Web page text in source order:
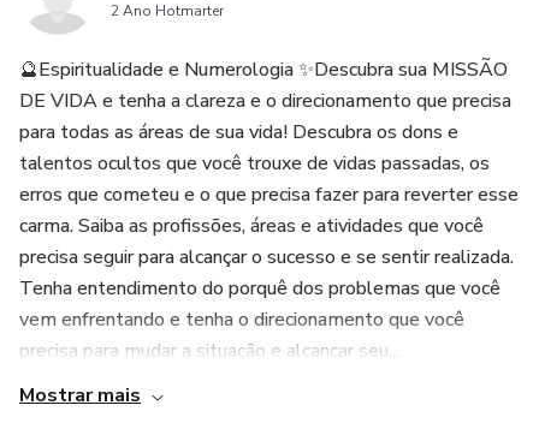
2 Ano Hotmarter
🔮Espiritualidade e Numerologia ✨Descubra sua MISSÃO
DE VIDA e tenha a clareza e o direcionamento que precisa
para todas as áreas de sua vida! Descubra os dons e
talentos ocultos que você trouxe de vidas passadas, os
erros que cometeu e o que precisa fazer para reverter esse
carma. Saiba as profissões, áreas e atividades que você
precisa seguir para alcançar o sucesso e se sentir realizada.
Tenha entendimento do porquê dos problemas que você
vem enfrentando e tenha o direcionamento que você
precisa para mudar a situação e alcançar seu...
Mostrar mais